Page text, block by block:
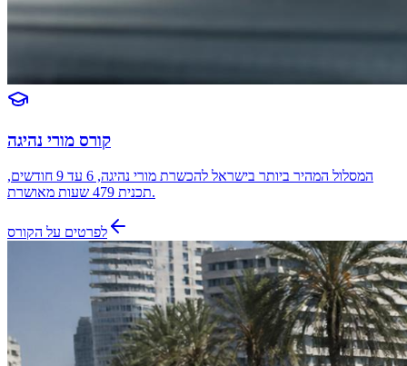
קורס מורי נהיגה
המסלול המהיר ביותר בישראל להכשרת מורי נהיגה, 6 עד 9 חודשים,
תכנית 479 שעות מאושרת.
לפרטים על הקורס